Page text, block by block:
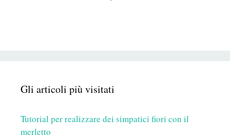
Gli articoli più visitati
Tutorial per realizzare dei simpatici fiori con il
merletto